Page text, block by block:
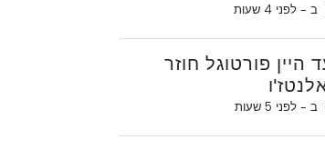
ב - לפני 4 שעות
היין פורטוגל חוזר
ב - לפני 5 שעות